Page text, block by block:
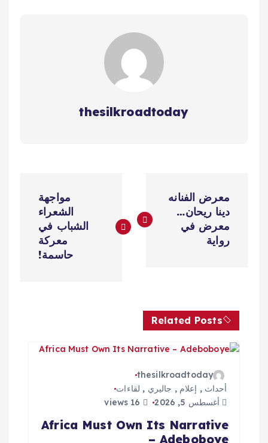
thesilkroadtoday
ص
معرض الفنانه
دينا ريحان…
معرض في
رواية
مواجهة
الشعراء
الشباب في
معركة
حاسمة!
Related Posts
thesilkroadtoday
أحداث , إعلام , جاليري , لقاءات
أغسطس 5, 2026
Africa Must Own Its Narrative
– Adeboboye